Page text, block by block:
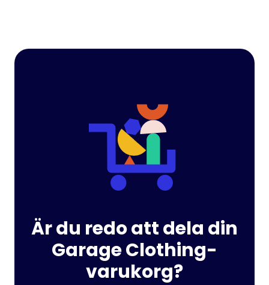
Är du redo att dela din
Garage Clothing-
varukorg?